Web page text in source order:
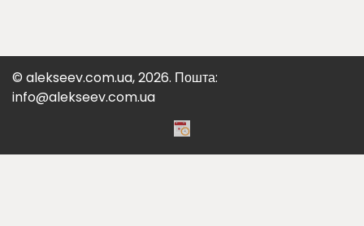
© alekseev.com.ua, 2026. Пошта:
info@alekseev.com.ua